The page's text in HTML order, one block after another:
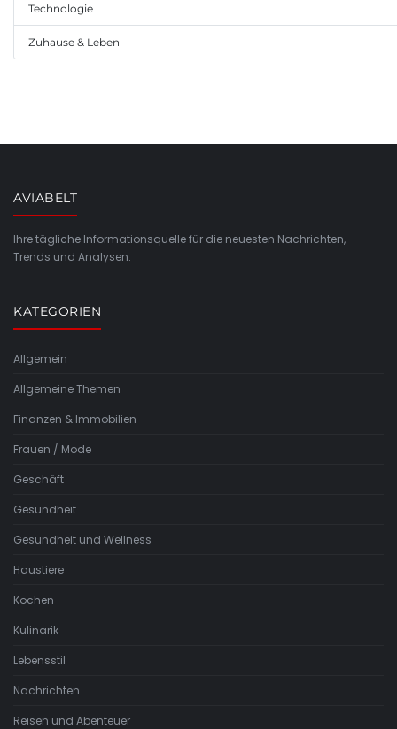
Technologie
Zuhause & Leben
AVIABELT
Ihre tägliche Informationsquelle für die neuesten Nachrichten,
Trends und Analysen.
KATEGORIEN
Allgemein
Allgemeine Themen
Finanzen & Immobilien
Frauen / Mode
Geschäft
Gesundheit
Gesundheit und Wellness
Haustiere
Kochen
Kulinarik
Lebensstil
Nachrichten
Reisen und Abenteuer